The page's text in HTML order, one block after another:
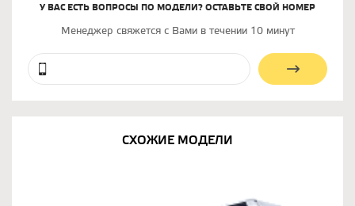
У ВАС ЕСТЬ ВОПРОСЫ ПО МОДЕЛИ? ОСТАВЬТЕ СВОЙ НОМЕР
Менеджер свяжется с Вами в течении 10 минут
СХОЖИЕ МОДЕЛИ